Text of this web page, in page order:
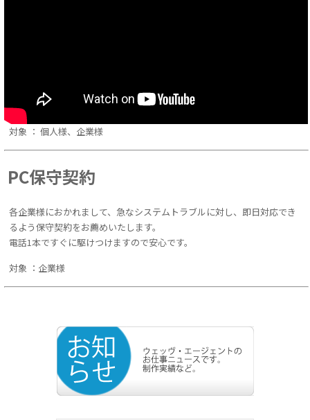
対象 ： 個人様、企業様
PC保守契約
各企業様におかれまして、急なシステムトラブルに対し、即日対応でき
るよう保守契約をお薦めいたします。
電話1本ですぐに駆けつけますので安心です。
対象 ：企業様